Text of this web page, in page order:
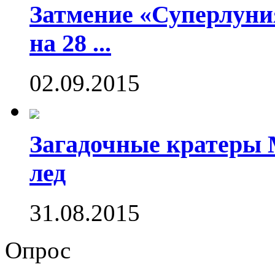
Затмение
на 28 ...
02.09.2015
Загадочные
лед
31.08.2015
Опрос